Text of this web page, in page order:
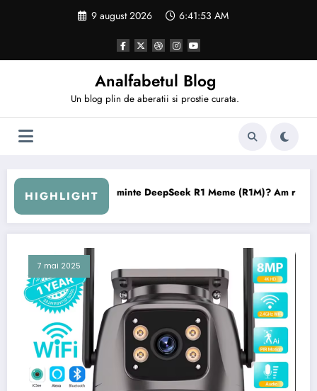
9 august 2026 6:41:54 AM
Analfabetul Blog
Un blog plin de aberatii si prostie curata.
HIGHLIGHT
R1 Meme (R1M)? Am ratat trenul, sau e momentul să ne urcăm?
Ești prins cu amanta?
7 mai 2025